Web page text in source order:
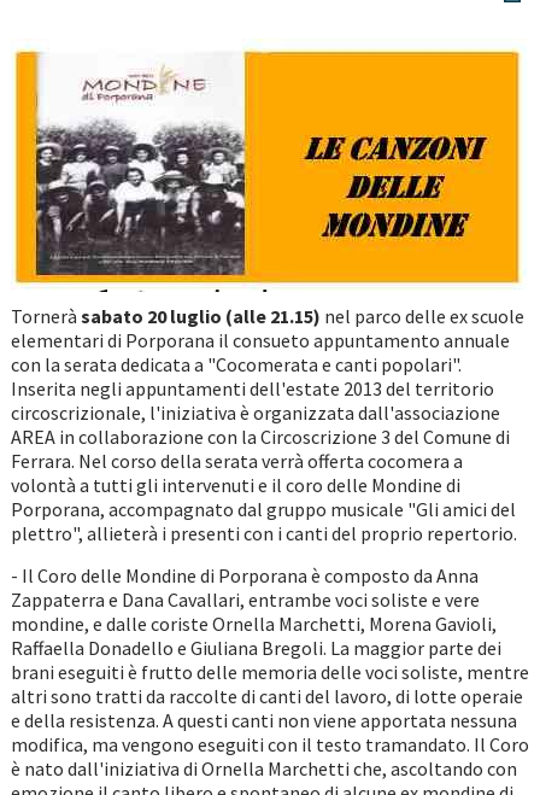
Tornerà sabato 20 luglio (alle 21.15) nel parco delle ex scuole
elementari di Porporana il consueto appuntamento annuale
con la serata dedicata a "Cocomerata e canti popolari".
Inserita negli appuntamenti dell'estate 2013 del territorio
circoscrizionale, l'iniziativa è organizzata dall'associazione
AREA in collaborazione con la Circoscrizione 3 del Comune di
Ferrara. Nel corso della serata verrà offerta cocomera a
volontà a tutti gli intervenuti e il coro delle Mondine di
Porporana, accompagnato dal gruppo musicale "Gli amici del
plettro", allieterà i presenti con i canti del proprio repertorio.
- Il Coro delle Mondine di Porporana è composto da Anna
Zappaterra e Dana Cavallari, entrambe voci soliste e vere
mondine, e dalle coriste Ornella Marchetti, Morena Gavioli,
Raffaella Donadello e Giuliana Bregoli. La maggior parte dei
brani eseguiti è frutto delle memoria delle voci soliste, mentre
altri sono tratti da raccolte di canti del lavoro, di lotte operaie
e della resistenza. A questi canti non viene apportata nessuna
modifica, ma vengono eseguiti con il testo tramandato. Il Coro
è nato dall'iniziativa di Ornella Marchetti che, ascoltando con